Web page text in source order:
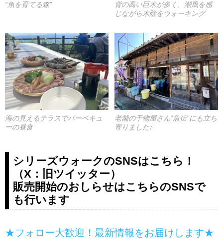
”魚を育てる森”
背の高い巨木が多く、潮風を感
じながら木陰をウォーキング
海の見えるテラスでバーベキュ
ーの昼食
老舗の干物屋さん”魚伝”にも立ち
寄りました♪
シリーズウォークのSNSはこちら！
（X：旧ツイッター）
販売開始のおしらせはこちらのSNSで
も行います
★フォロー大歓迎！最新情報をお届けします★